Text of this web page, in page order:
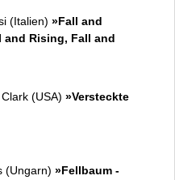
(Italien) »Fall and
and Rising, Fall and
(USA) »Versteckte
(Ungarn) »Fellbaum -